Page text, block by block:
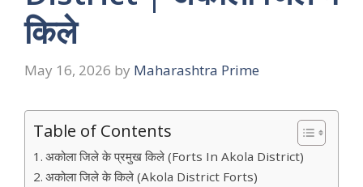
किले
May 16, 2026 by Maharashtra Prime
Table of Contents
अकोला जिले के प्रमुख किले (Forts In Akola District)
अकोला जिले के किले (Akola District Forts)